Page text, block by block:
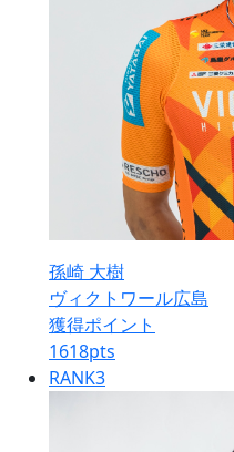
孫崎 大樹
ヴィクトワール広島
獲得ポイント
1618pts
RANK3